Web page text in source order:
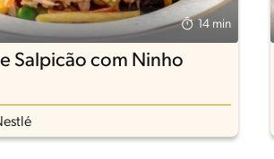
14 min
Salpicão com Ninho